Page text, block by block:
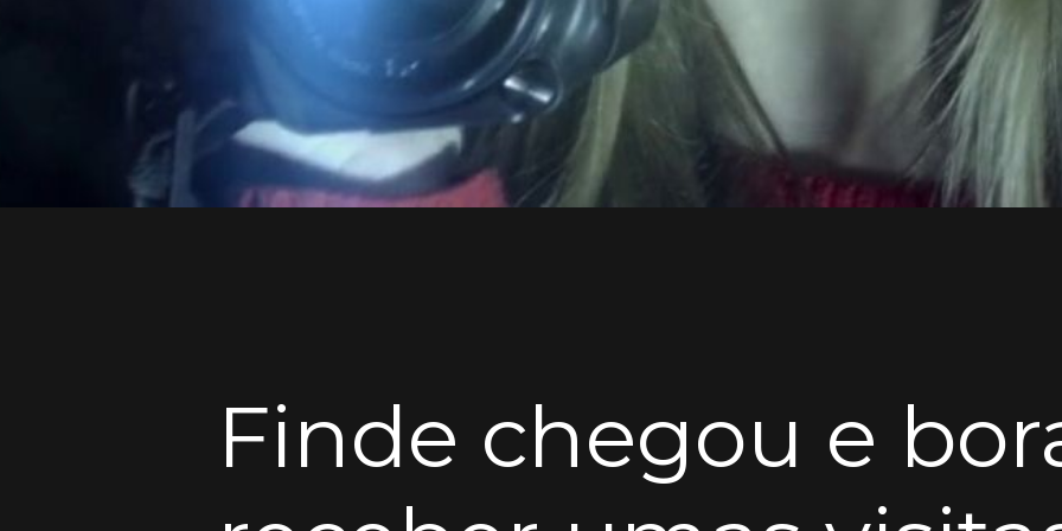
Finde chegou e